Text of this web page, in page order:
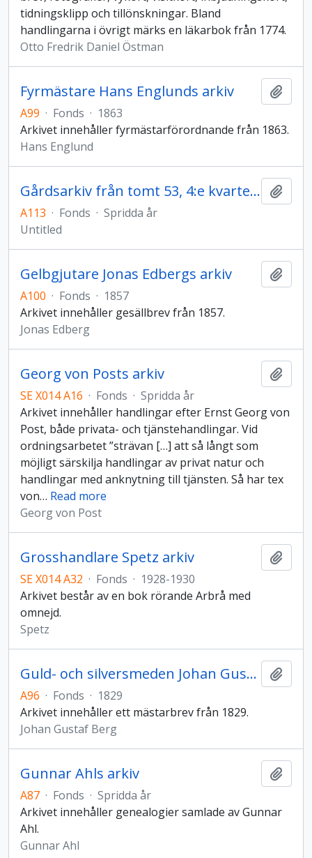
tidningsklipp och tillönskningar. Bland
handlingarna i övrigt märks en läkarbok från 1774.
Otto Fredrik Daniel Östman
Fyrmästare Hans Englunds arkiv
A99 · Fonds · 1863
Arkivet innehåller fyrmästarförordnande från 1863.
Hans Englund
Gårdsarkiv från tomt 53, 4:e kvarteret Hudiksvall
A113 · Fonds · Spridda år
Untitled
Gelbgjutare Jonas Edbergs arkiv
A100 · Fonds · 1857
Arkivet innehåller gesällbrev från 1857.
Jonas Edberg
Georg von Posts arkiv
SE X014 A16 · Fonds · Spridda år
Arkivet innehåller handlingar efter Ernst Georg von
Post, både privata- och tjänstehandlingar. Vid
ordningsarbetet ”strävan […] att så långt som
möjligt särskilja handlingar av privat natur och
handlingar med anknytning till tjänsten. Så har tex
von… Read more
Georg von Post
Grosshandlare Spetz arkiv
SE X014 A32 · Fonds · 1928-1930
Arkivet består av en bok rörande Arbrå med
omnejd.
Spetz
Guld- och silversmeden Johan Gustav Bergs arkiv
A96 · Fonds · 1829
Arkivet innehåller ett mästarbrev från 1829.
Johan Gustaf Berg
Gunnar Ahls arkiv
A87 · Fonds · Spridda år
Arkivet innehåller genealogier samlade av Gunnar
Ahl.
Gunnar Ahl